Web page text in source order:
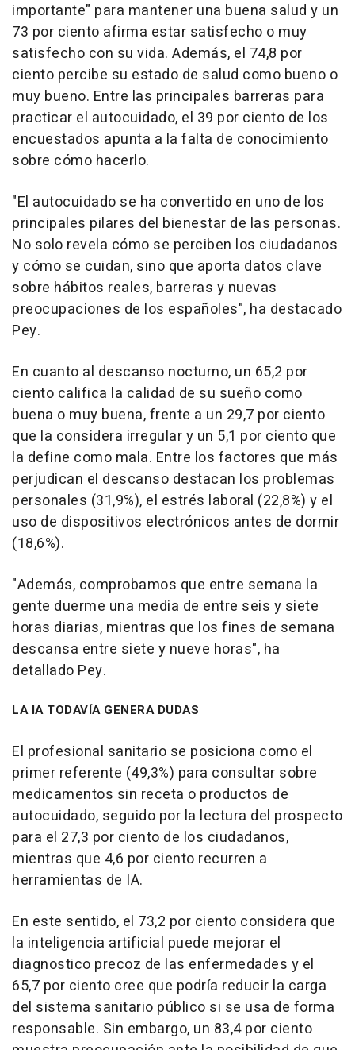
importante" para mantener una buena salud y un
73 por ciento afirma estar satisfecho o muy
satisfecho con su vida. Además, el 74,8 por
ciento percibe su estado de salud como bueno o
muy bueno. Entre las principales barreras para
practicar el autocuidado, el 39 por ciento de los
encuestados apunta a la falta de conocimiento
sobre cómo hacerlo.
"El autocuidado se ha convertido en uno de los
principales pilares del bienestar de las personas.
No solo revela cómo se perciben los ciudadanos
y cómo se cuidan, sino que aporta datos clave
sobre hábitos reales, barreras y nuevas
preocupaciones de los españoles", ha destacado
Pey.
En cuanto al descanso nocturno, un 65,2 por
ciento califica la calidad de su sueño como
buena o muy buena, frente a un 29,7 por ciento
que la considera irregular y un 5,1 por ciento que
la define como mala. Entre los factores que más
perjudican el descanso destacan los problemas
personales (31,9%), el estrés laboral (22,8%) y el
uso de dispositivos electrónicos antes de dormir
(18,6%).
"Además, comprobamos que entre semana la
gente duerme una media de entre seis y siete
horas diarias, mientras que los fines de semana
descansa entre siete y nueve horas", ha
detallado Pey.
LA IA TODAVÍA GENERA DUDAS
El profesional sanitario se posiciona como el
primer referente (49,3%) para consultar sobre
medicamentos sin receta o productos de
autocuidado, seguido por la lectura del prospecto
para el 27,3 por ciento de los ciudadanos,
mientras que 4,6 por ciento recurren a
herramientas de IA.
En este sentido, el 73,2 por ciento considera que
la inteligencia artificial puede mejorar el
diagnostico precoz de las enfermedades y el
65,7 por ciento cree que podría reducir la carga
del sistema sanitario público si se usa de forma
responsable. Sin embargo, un 83,4 por ciento